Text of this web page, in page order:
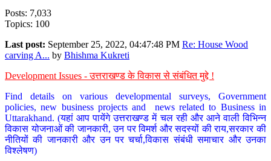
Posts: 7,033
Topics: 100
Last post: September 25, 2022, 04:47:48 PM Re: House Wood
carving A... by Bhishma Kukreti
Development Issues - उत्तराखण्ड के विकास से संबंधित मुद्दे !
Find details on various developmental surveys, Government
policies, new business projects and news related to Business in
Uttarakhand. (यहां आप पायेंगे उत्तराखण्ड में चल रही और आने वाली विभिन्न
विकास योजनाओं की जानकारी, उन पर विमर्श और सदस्यों की राय,सरकार की
नीतियों की जानकारी और उन पर चर्चा,विकास संबंधी समाचार और उनका
विश्लेषण)